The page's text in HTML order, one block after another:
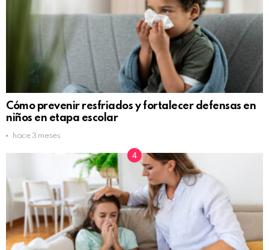
Cómo prevenir resfriados y fortalecer defensas en
niños en etapa escolar
hace 3 meses